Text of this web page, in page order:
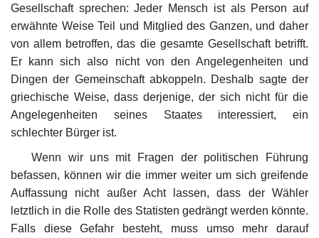
Gesellschaft sprechen: Jeder Mensch ist als Person auf
erwähnte Weise Teil und Mitglied des Ganzen, und daher
von allem betroffen, das die gesamte Gesellschaft betrifft.
Er kann sich also nicht von den Angelegenheiten und
Dingen der Gemeinschaft abkoppeln. Deshalb sagte der
griechische Weise, dass derjenige, der sich nicht für die
Angelegenheiten seines Staates interessiert, ein
schlechter Bürger ist.
Wenn wir uns mit Fragen der politischen Führung
befassen, können wir die immer weiter um sich greifende
Auffassung nicht außer Acht lassen, dass der Wähler
letztlich in die Rolle des Statisten gedrängt werden könnte.
Falls diese Gefahr besteht, muss umso mehr darauf